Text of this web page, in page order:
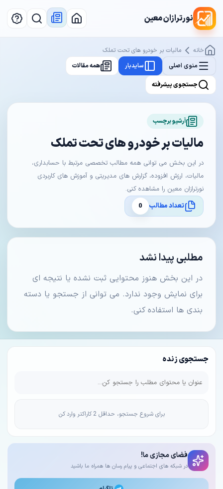
نورترازان معین
جستجوی زنده
برای شروع جستجو، حداقل 2 کاراکتر وارد کن
فضای مجازی ما!
در شبکه های اجتماعی و پیام رسان ها همراه ما باشید
خانه
مالیات بر خودرو های تحت تملک
منوی اصلی
سایدبار همه مقالات
جستجوی پیشرفته
آرشیو برچسب
مالیات بر خودرو های تحت تملک
در این بخش می توانی همه مطالب تخصصی مرتبط با حسابداری،
مالیات، ارزش افزوده، گزارش های مدیریتی و آموزش های کاربردی
نورترازان معین را مشاهده کنی.
تعداد مطالب
0
مطلبی پیدا نشد
در این بخش هنوز محتوایی ثبت نشده یا نتیجه ای
برای نمایش وجود ندارد. می توانی از جستجو یا دسته
بندی ها استفاده کنی.